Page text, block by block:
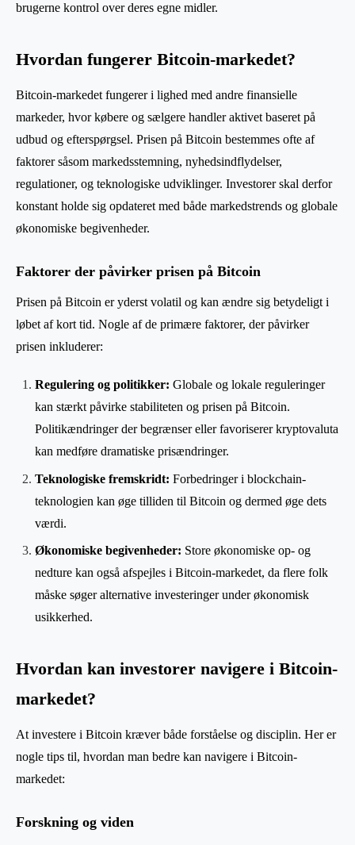
brugerne kontrol over deres egne midler.
Hvordan fungerer Bitcoin-markedet?
Bitcoin-markedet fungerer i lighed med andre finansielle
markeder, hvor købere og sælgere handler aktivet baseret på
udbud og efterspørgsel. Prisen på Bitcoin bestemmes ofte af
faktorer såsom markedsstemning, nyhedsindflydelser,
regulationer, og teknologiske udviklinger. Investorer skal derfor
konstant holde sig opdateret med både markedstrends og globale
økonomiske begivenheder.
Faktorer der påvirker prisen på Bitcoin
Prisen på Bitcoin er yderst volatil og kan ændre sig betydeligt i
løbet af kort tid. Nogle af de primære faktorer, der påvirker
prisen inkluderer:
Regulering og politikker: Globale og lokale reguleringer
kan stærkt påvirke stabiliteten og prisen på Bitcoin.
Politikændringer der begrænser eller favoriserer kryptovaluta
kan medføre dramatiske prisændringer.
Teknologiske fremskridt: Forbedringer i blockchain-
teknologien kan øge tilliden til Bitcoin og dermed øge dets
værdi.
Økonomiske begivenheder: Store økonomiske op- og
nedture kan også afspejles i Bitcoin-markedet, da flere folk
måske søger alternative investeringer under økonomisk
usikkerhed.
Hvordan kan investorer navigere i Bitcoin-
markedet?
At investere i Bitcoin kræver både forståelse og disciplin. Her er
nogle tips til, hvordan man bedre kan navigere i Bitcoin-
markedet:
Forskning og viden